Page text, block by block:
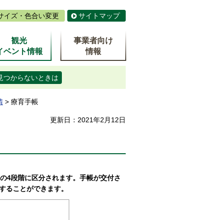
イズ・色合い変更 サイトマップ
観光
ベント情報
事業者向け
情報
つからないときは
> 療育手帳
更新日：2021年2月12日
4段階に区分されます。手帳が交付さ
ることができます。